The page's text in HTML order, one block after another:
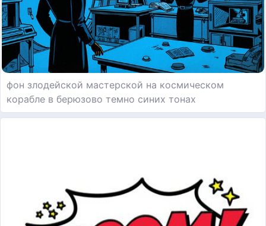
фон злодейской мастерской на космическом
корабле в берюзово темно синих тонах